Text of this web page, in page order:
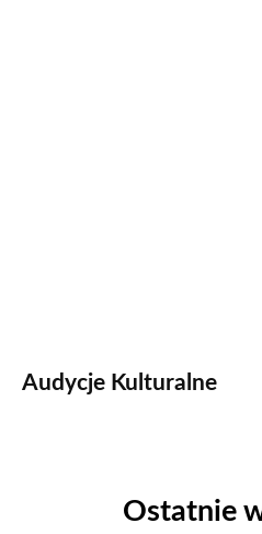
Audycje Kulturalne
Ostatnie